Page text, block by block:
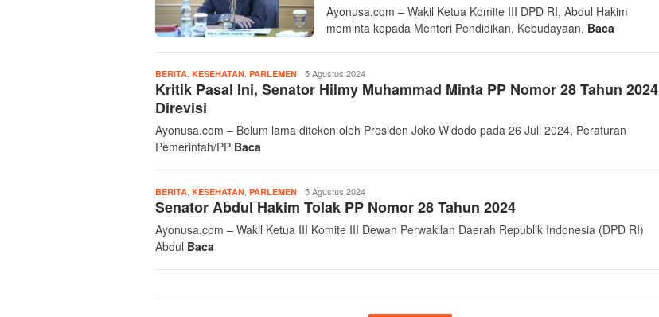
Ayonusa.com – Wakil Ketua Komite III DPD RI, Abdul Hakim
meminta kepada Menteri Pendidikan, Kebudayaan, Baca
BERITA KESEHATAN PARLEMEN Ayonusa
Com
5 Agustus 2024
Kritik Pasal Ini, Senator Hilmy Muhammad Minta PP Nomor 28 Tahun 2024
Direvisi
Ayonusa.com – Belum lama diteken oleh Presiden Joko Widodo pada 26 Juli 2024, Peraturan
Pemerintah/PP Baca
BERITA KESEHATAN PARLEMEN Ayonusa
Com
5 Agustus 2024
Senator Abdul Hakim Tolak PP Nomor 28 Tahun 2024
Ayonusa.com – Wakil Ketua III Komite III Dewan Perwakilan Daerah Republik Indonesia (DPD RI)
Abdul Baca